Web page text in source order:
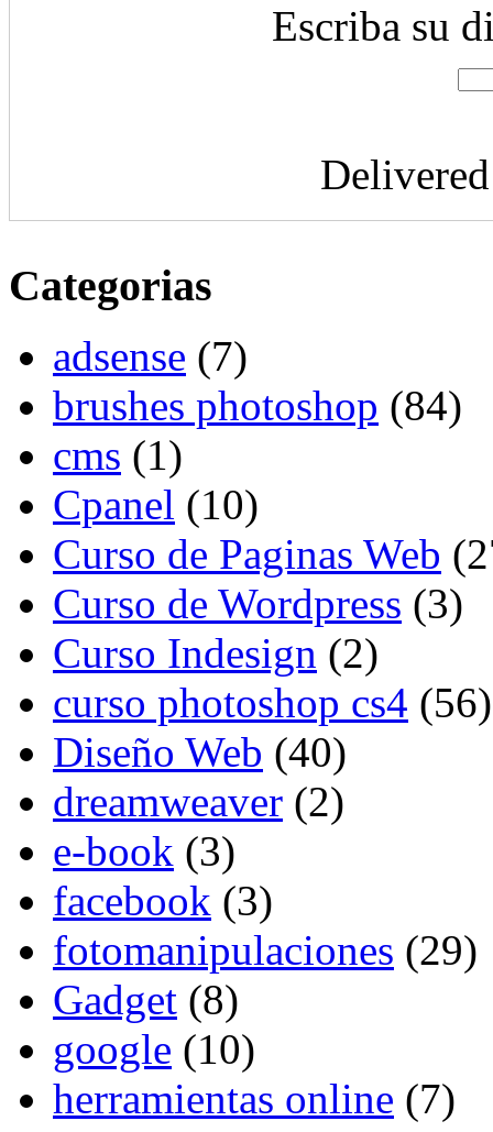
Escriba su
Categorias
adsense (7)
brushes photoshop (84)
cms (1)
Cpanel (10)
Curso de Paginas Web
Curso de Wordpress (3)
Curso Indesign (2)
curso photoshop cs4 (56)
Diseño Web (40)
dreamweaver (2)
e-book (3)
facebook (3)
fotomanipulaciones (29)
Gadget (8)
google (10)
herramientas online (7)